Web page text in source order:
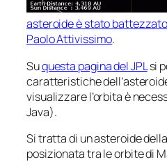
asteroide è stato
Paolo Attivissimo.
Suquesta pagina del JPLsi
caratteristiche
visualizzare l’orbita è
Java).
Si tratta di un asteroide della
posizionata tra le orbite di